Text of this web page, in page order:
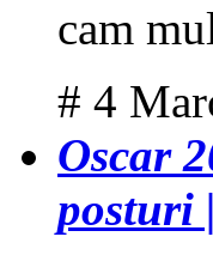
cam
# 4
Oscar
posturi